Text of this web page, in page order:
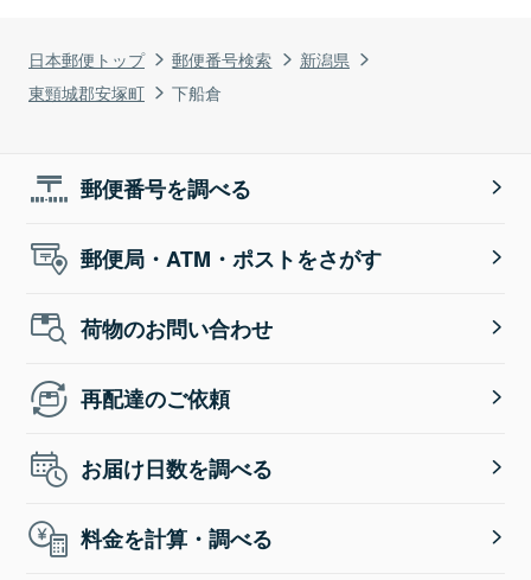
日本郵便トップ 郵便番号検索
新潟県
東頸城郡安塚町
下船倉
郵便番号を調べる
郵便局・ATM・ポストをさがす
荷物のお問い合わせ
再配達のご依頼
お届け日数を調べる
料金を計算・調べる